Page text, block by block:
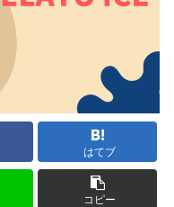
はてブ
コピー